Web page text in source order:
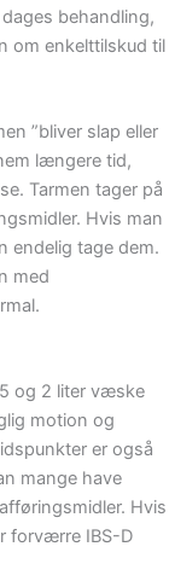
behandling,
om enkelttilskud til
”bliver slap eller
længere tid,
Tarmen tager på
Hvis man
endelig tage dem.
med
og 2 liter væske
motion og
er også
mange have
Hvis
forværre IBS-D